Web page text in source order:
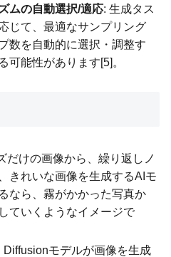
ムの自動選択/適応: 生成タス
じて、最適なサンプリング
数を自動的に選択・調整す
可能性があります[5]。
だけの画像から、繰り返しノ
きれいな画像を生成するAIモ
なら、霧がかかった写真か
ていくようなイメージで
Diffusionモデルが画像を生成